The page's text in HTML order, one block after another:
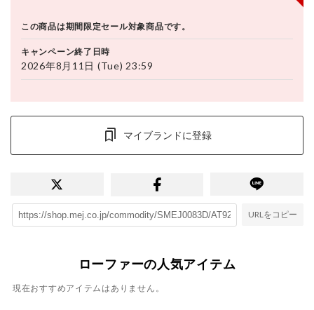
この商品は期間限定セール対象商品です。
キャンペーン終了日時
2026年8月11日 (Tue) 23:59
マイブランドに登録
URLをコピー
ローファーの人気アイテム
現在おすすめアイテムはありません。